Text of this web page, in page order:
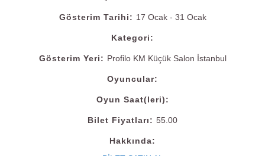
Gösterim Tarihi: 17 Ocak - 31 Ocak
Kategori:
Gösterim Yeri: Profilo KM Küçük Salon İstanbul
Oyuncular:
Oyun Saat(leri):
Bilet Fiyatları: 55.00
Hakkında: